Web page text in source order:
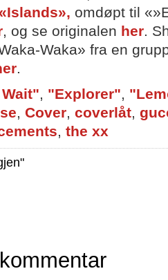
«Islands», omdøpt til
, og se originalen her.
Waka» fra en
.
, "Explorer",
, Cover, coverlåt,
, the xx